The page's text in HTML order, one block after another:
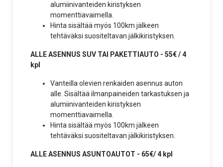
alumiinivanteiden kiristyksen
momenttiavaimella.
Hinta sisältää myös 100km jälkeen
tehtäväksi suositeltavan jälkikiristyksen.
ALLE ASENNUS SUV TAI PAKETTIAUTO - 55€ / 4
kpl
Vanteilla olevien renkaiden asennus auton
alle. Sisältää ilmanpaineiden tarkastuksen ja
alumiinivanteiden kiristyksen
momenttiavaimella.
Hinta sisältää myös 100km jälkeen
tehtäväksi suositeltavan jälkikiristyksen.
ALLE ASENNUS ASUNTOAUTOT - 65€/ 4 kpl